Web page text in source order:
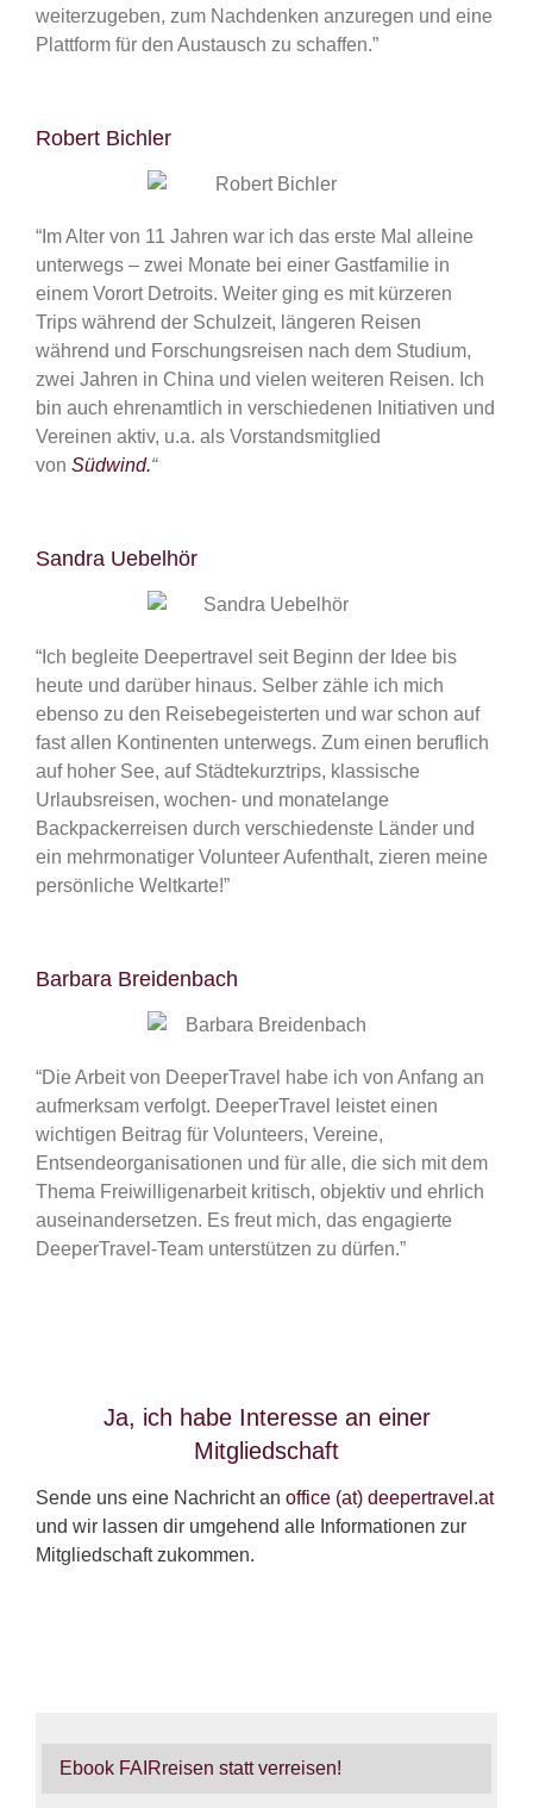
weiterzugeben, zum Nachdenken anzuregen und eine
Plattform für den Austausch zu schaffen.”
Robert Bichler
“Im Alter von 11 Jahren war ich das erste Mal alleine
unterwegs – zwei Monate bei einer Gastfamilie in
einem Vorort Detroits. Weiter ging es mit kürzeren
Trips während der Schulzeit, längeren Reisen
während und Forschungsreisen nach dem Studium,
zwei Jahren in China und vielen weiteren Reisen. Ich
bin auch ehrenamtlich in verschiedenen Initiativen und
Vereinen aktiv, u.a. als Vorstandsmitglied
von Südwind.“
Sandra Uebelhör
“Ich begleite Deepertravel seit Beginn der Idee bis
heute und darüber hinaus. Selber zähle ich mich
ebenso zu den Reisebegeisterten und war schon auf
fast allen Kontinenten unterwegs. Zum einen beruflich
auf hoher See, auf Städtekurztrips, klassische
Urlaubsreisen, wochen- und monatelange
Backpackerreisen durch verschiedenste Länder und
ein mehrmonatiger Volunteer Aufenthalt, zieren meine
persönliche Weltkarte!”
Barbara Breidenbach
“Die Arbeit von DeeperTravel habe ich von Anfang an
aufmerksam verfolgt. DeeperTravel leistet einen
wichtigen Beitrag für Volunteers, Vereine,
Entsendeorganisationen und für alle, die sich mit dem
Thema Freiwilligenarbeit kritisch, objektiv und ehrlich
auseinandersetzen. Es freut mich, das engagierte
DeeperTravel-Team unterstützen zu dürfen.”
Ja, ich habe Interesse an einer
Mitgliedschaft
Sende uns eine Nachricht an office (at) deepertravel.at
und wir lassen dir umgehend alle Informationen zur
Mitgliedschaft zukommen.
Ebook FAIRreisen statt verreisen!